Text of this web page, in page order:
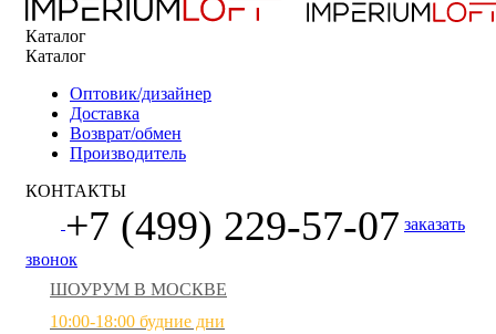
Каталог
Каталог
Оптовик/дизайнер
Доставка
Возврат/обмен
Производитель
КОНТАКТЫ
+7 (499) 229-57-07 заказать
звонок
ШОУРУМ В МОСКВЕ
10:00-18:00 будние дни